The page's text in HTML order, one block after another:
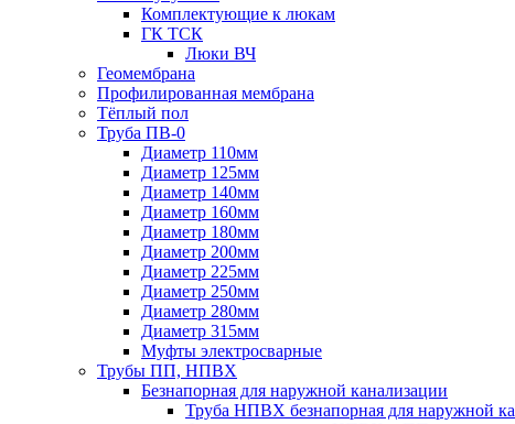
Комплектующие к люкам
ГК ТСК
Люки ВЧ
Геомембрана
Профилированная мембрана
Тёплый пол
Труба ПВ-0
Диаметр 110мм
Диаметр 125мм
Диаметр 140мм
Диаметр 160мм
Диаметр 180мм
Диаметр 200мм
Диаметр 225мм
Диаметр 250мм
Диаметр 280мм
Диаметр 315мм
Муфты электросварные
Трубы ПП, НПВХ
Безнапорная для наружной канализации
Труба НПВХ безнапорная для наружной